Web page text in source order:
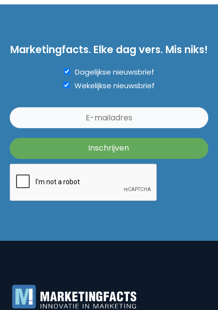
Marketingfacts. Elke dag vers. Mis niks!
Dagelijkse nieuwsbrief
Wekelijkse nieuwsbrief